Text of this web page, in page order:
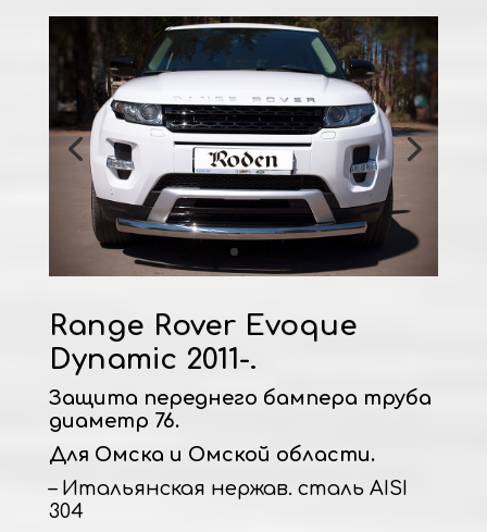
Range Rover Evoque
Dynamic 2011-.
Защита переднего бампера труба
диаметр 76.
Для Омска и Омской области.
– Итальянская нержав. сталь AISI
304